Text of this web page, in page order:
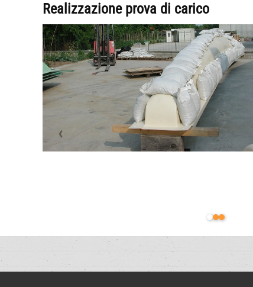
Realizzazione prova di carico